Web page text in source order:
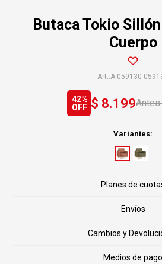
Butaca Tokio
Cuerpo
A-059130-
$ 8.199
42
Variantes:
Planes de
Envíos
Cambios y
Medios de pago